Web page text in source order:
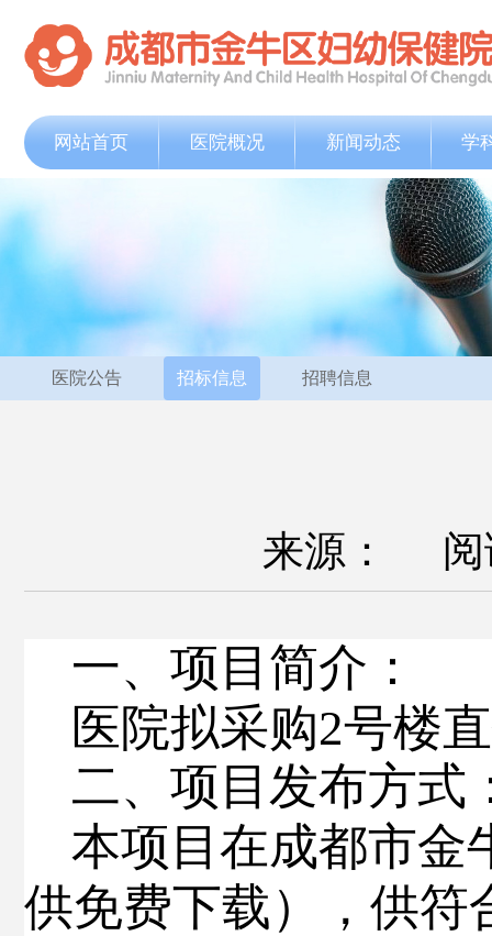
网站首页 医院概况 新闻动态 学
医院公告 招标信息 招聘信息
来源： 阅
一、 项目 简介 ：
医院拟采购2号楼
二、 项目发布方式
本项目在成都市金
供免费下载），供符